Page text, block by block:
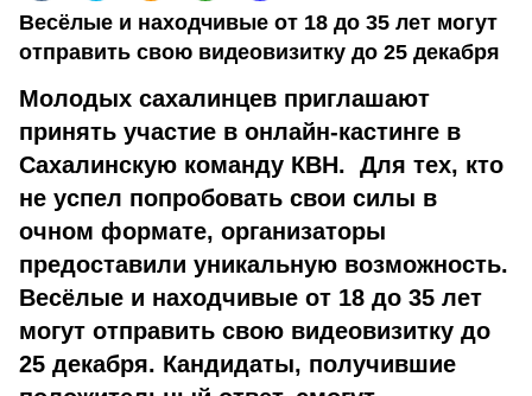
Весёлые и находчивые от 18 до 35 лет могут
отправить свою видеовизитку до 25 декабря
Молодых сахалинцев приглашают
принять участие в онлайн-кастинге в
Сахалинскую команду КВН. Для тех, кто
не успел попробовать свои силы в
очном формате, организаторы
предоставили уникальную возможность.
Весёлые и находчивые от 18 до 35 лет
могут отправить свою видеовизитку до
25 декабря. Кандидаты, получившие